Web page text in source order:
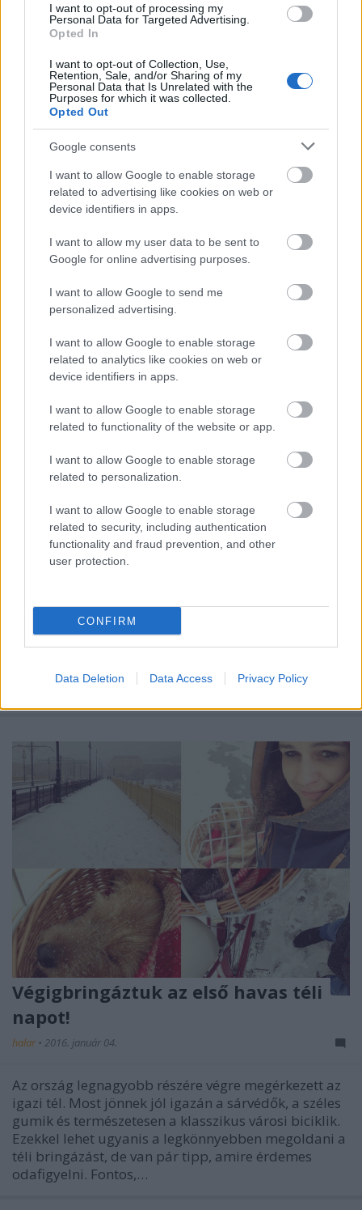
I want to opt-out of processing my
Personal Data for Targeted Advertising.
Opted In
I want to opt-out of Collection, Use,
Retention, Sale, and/or Sharing of my
Personal Data that Is Unrelated with the
Purposes for which it was collected.
Opted Out
Google consents
I want to allow Google to enable storage
related to advertising like cookies on web or
device identifiers in apps.
I want to allow my user data to be sent to
Google for online advertising purposes.
I want to allow Google to send me
personalized advertising.
I want to allow Google to enable storage
related to analytics like cookies on web or
device identifiers in apps.
I want to allow Google to enable storage
related to functionality of the website or app.
I want to allow Google to enable storage
related to personalization.
I want to allow Google to enable storage
related to security, including authentication
functionality and fraud prevention, and other
user protection.
CONFIRM
Data Deletion Data Access Privacy Policy
a kutyás bringáig
Nálam a bringázás gyerekkori szerelem. Kezdtem a
3 kerekűvel, aztán egy szalajtós férfibringám volt
(amit néha eldobtam és inkább futottam a kutyák
elől a faluban...) Az egyetem alatt vidéki
nagyvárosban tekertem. Sokféle bringám volt, de
ezek nem nőttek igazán a szívemhez. Aztán pár
évvel…
InStyle és Cyclechic bemutatja:
Bringával a vörös szőnyegen - 2015
2016. február 25.
idén is megrendezte a Bringával a vörös szőnyegen
akciót, amire több mint 150-en neveztek, 6
kategóriában 12 nyertes vihetett haza ajándékokat a
köszönjük a jelentkezőknek a versenyzést! Egy
Végigbringáztuk az első havas téli
napot!
halar • 2016. január 04.
Az ország legnagyobb részére végre megérkezett az
igazi tél. Most jönnek jól igazán a sárvédők, a széles
gumik és természetesen a klasszikus városi biciklik.
Ezekkel lehet ugyanis a legkönnyebben megoldani a
téli bringázást, de van pár tipp, amire érdemes
odafigyelni. Fontos,…